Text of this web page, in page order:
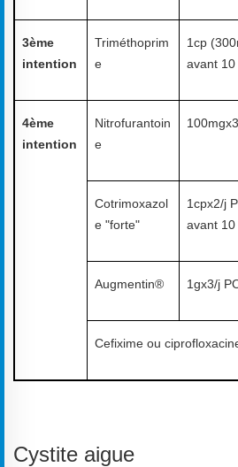
3ème
intention
Triméthoprim
e
1cp
avant 10
4ème
intention
Nitrofurantoin
e
Cotrimoxazol
e "forte"
1cpx2/j
avant 10
Augmentin® 1gx3/j
Cefixime ou
Cystite aigue